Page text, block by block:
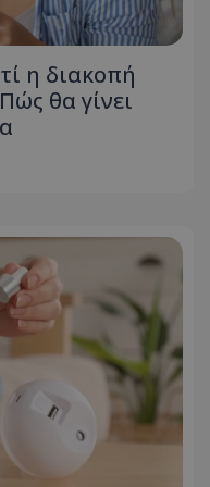
η διακοπή
θα γίνει
Microsoft Corporation
YouTube
.youtube.com